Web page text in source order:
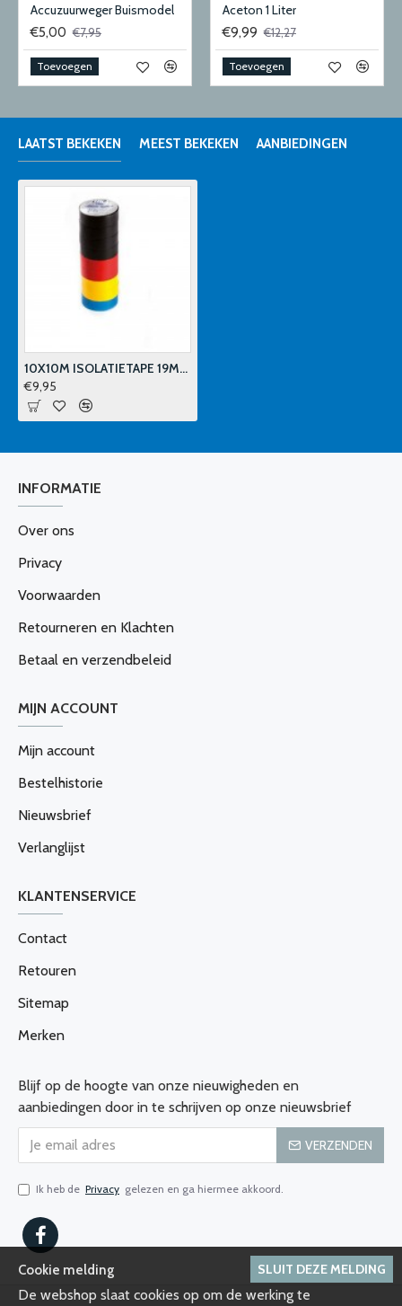
Accuzuurweger Buismodel
€5,00 €7,95
Toevoegen
Aceton 1 Liter
€9,99 €12,27
Toevoegen
LAATST BEKEKEN MEEST BEKEKEN AANBIEDINGEN
10X10M ISOLATIETAPE 19MM-5 KLEUREN
€9,95
INFORMATIE
Over ons
Privacy
Voorwaarden
Retourneren en Klachten
Betaal en verzendbeleid
MIJN ACCOUNT
Mijn account
Bestelhistorie
Nieuwsbrief
Verlanglijst
KLANTENSERVICE
Contact
Retouren
Sitemap
Merken
Blijf op de hoogte van onze nieuwigheden en
aanbiedingen door in te schrijven op onze nieuwsbrief
VERZENDEN
Ik heb de Privacy gelezen en ga hiermee akkoord.
SLUIT DEZE MELDING
Cookie melding
De webshop slaat cookies op om de werking te